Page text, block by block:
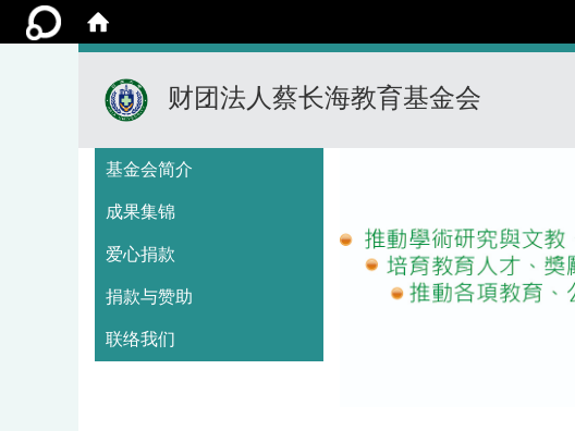
财团法人蔡长海教育基金会
基金会简介
成果集锦
爱心捐款
捐款与赞助
联络我们